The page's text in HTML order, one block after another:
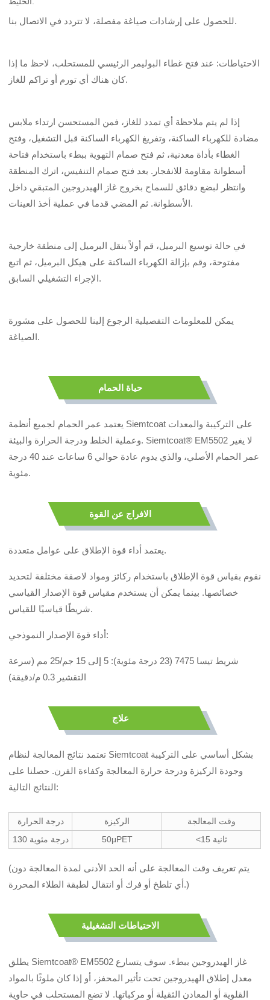
للحصول على إرشادات صياغة مفصلة، ​​لا تتردد في الاتصال بنا.
الاحتياطات: عند فتح غطاء البوليمر الرئيسي للمستحلب، لاحظ ما إذا
كان هناك أي تورم أو تراكم للغاز.
إذا لم يتم ملاحظة أي تمدد للغاز، فمن المستحسن ارتداء ملابس
مضادة للكهرباء الساكنة، وتفريغ الكهرباء الساكنة قبل التشغيل، وفتح
الغطاء بأداة معدنية، ثم فتح صمام التهوية ببطء باستخدام فتاحة
أسطوانة مقاومة للانفجار. بعد فتح صمام التنفيس، اترك المنطقة
وانتظر لبضع دقائق للسماح بخروج غاز الهيدروجين المتبقي داخل
الأسطوانة. ثم المضي قدما في عملية أخذ العينات.
في حالة توسيع البرميل، قم أولاً بنقل البرميل إلى منطقة خارجية
مفتوحة، وقم بإزالة الكهرباء الساكنة على هيكل البرميل، ثم اتبع
الإجراء التشغيلي السابق.
يمكن للمعلومات التفصيلية الرجوع إلينا للحصول على مشورة
الصياغة.
حياة الحمام
يعتمد عمر الحمام لجميع أنظمة Siemtcoat على التركيبة والمعدات
وعملية الخلط ودرجة الحرارة والبيئة. Siemtcoat® EM5502 لا يغير
عمر الحمام الأصلي، والذي يدوم عادة حوالي 6 ساعات عند 40 درجة
مئوية.
الافراج عن القوة
يعتمد أداء قوة الإطلاق على عوامل متعددة.
نقوم بقياس قوة الإطلاق باستخدام ركائز ومواد لاصقة مختلفة لتحديد
خصائصها. بينما يمكن أن يستخدم مقياس قوة الإصدار القياسي
شريطًا قياسيًا للقياس.
أداء قوة الإصدار النموذجي:
شريط تيسا 7475 (23 درجة مئوية): 5 إلى 15 جم/25 مم (سرعة
التقشير 0.3 م/دقيقة)
علاج
تعتمد نتائج المعالجة لنظام Siemtcoat بشكل أساسي على التركيبة
وجودة الركيزة ودرجة حرارة المعالجة وكفاءة الفرن. حصلنا على
النتائج التالية:
درجة الحرارة الركيزة
وقت المعالجة
130 درجة مئوية
50μPET <15 ثانية
(يتم تعريف وقت المعالجة على أنه الحد الأدنى لمدة المعالجة دون
أي تلطخ أو فرك أو انتقال لطبقة الطلاء المحررة.)
الاحتياطات التشغيلية
يطلق Siemtcoat® EM5502 غاز الهيدروجين ببطء. سوف يتسارع
معدل إطلاق الهيدروجين تحت تأثير المحفز، أو إذا كان ملوثًا بالمواد
القلوية أو المعادن الثقيلة أو مركباتها. لا تضع المستحلب في حاوية